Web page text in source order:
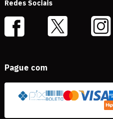
Redes Sociais
Pague com